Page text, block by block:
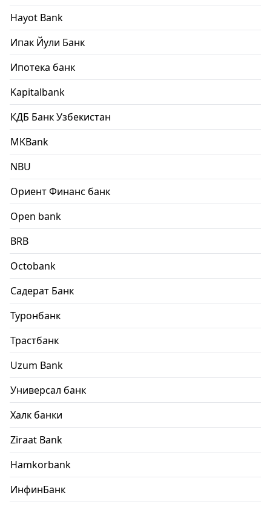
Hayot Bank
Ипак Йули Банк
Ипотека банк
Kapitalbank
КДБ Банк Узбекистан
MKBank
NBU
Ориент Финанс банк
Open bank
BRB
Octobank
Садерат Банк
Туронбанк
Трастбанк
Uzum Bank
Универсал банк
Халк банки
Ziraat Bank
Hamkorbank
ИнфинБанк